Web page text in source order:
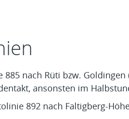
885 nach Rüti bzw.
ansonsten im
892 nach Faltigberg-